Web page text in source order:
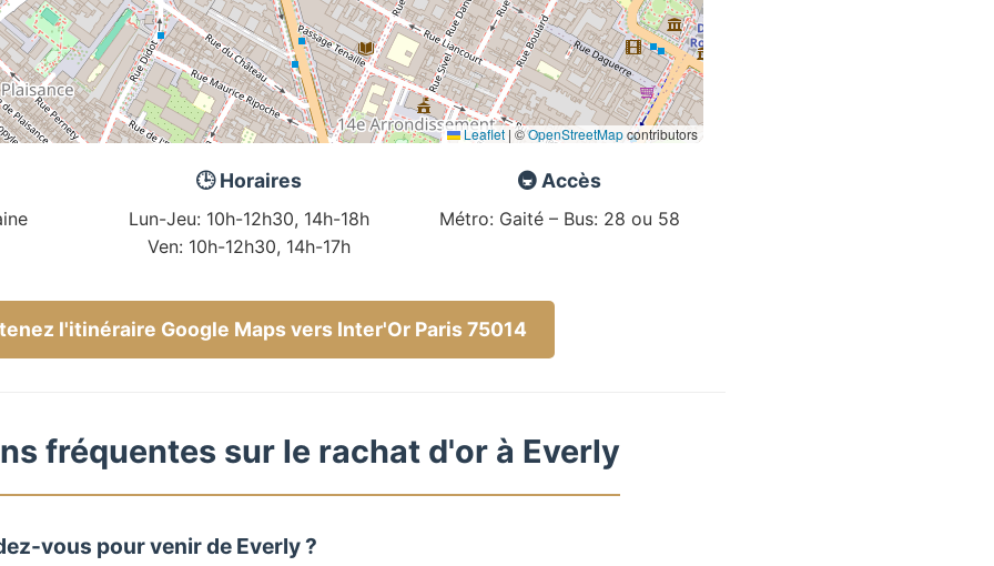
Leaflet | ©OpenStreetMapcontributors
🕒 Horaires
Lun-Jeu: 10h-12h30, 14h-18h
Ven: 10h-12h30, 14h-17h
🚇 Accès
Métro: Gaité – Bus: 28 ou 58
l'itinéraire Google Maps vers Inter'Or Paris 75014
fréquentes sur le rachat d'or à Everly
vous pour venir de Everly ?